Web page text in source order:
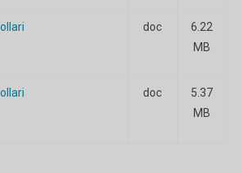
doc
6.22
MB
doc
5.37
MB